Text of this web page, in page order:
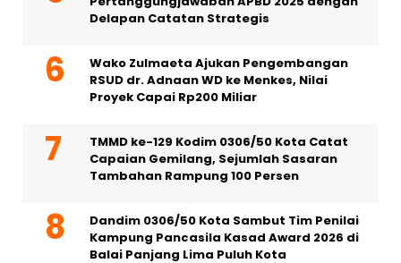
Delapan Catatan Strategis
Wako Zulmaeta Ajukan Pengembangan
RSUD dr. Adnaan WD ke Menkes, Nilai
Proyek Capai Rp200 Miliar
TMMD ke-129 Kodim 0306/50 Kota Catat
Capaian Gemilang, Sejumlah Sasaran
Tambahan Rampung 100 Persen
Dandim 0306/50 Kota Sambut Tim Penilai
Kampung Pancasila Kasad Award 2026 di
Balai Panjang Lima Puluh Kota